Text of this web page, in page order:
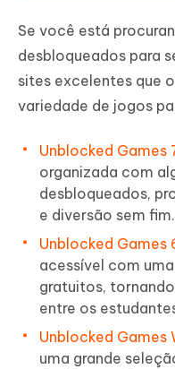
Se você está
desbloqueados para
sites excelentes que
variedade de jogos
Unblocked Games
organizada com
desbloqueados,
e diversão sem fim.
Unblocked Games
acessível com
gratuitos,
entre os
Unblocked Games
uma grande